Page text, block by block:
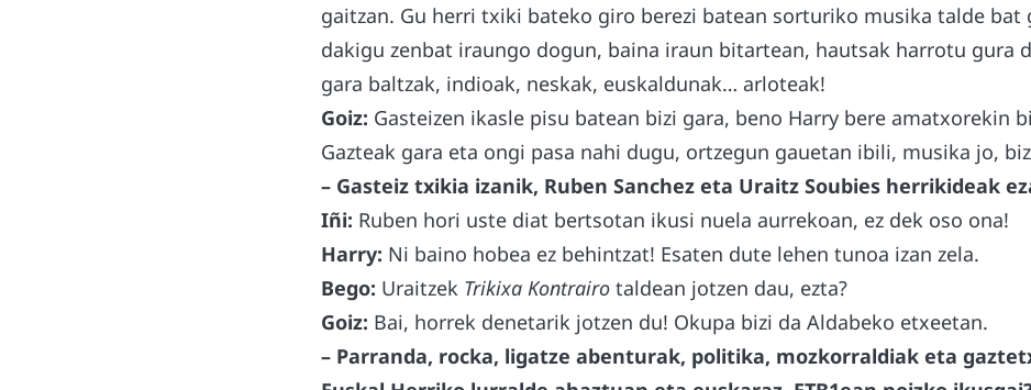
gaitzan. Gu herri txiki bateko giro berezi batean sorturiko musika talde bat
dakigu zenbat iraungo dogun, baina iraun bitartean, hautsak harrotu gura
gara baltzak, indioak, neskak, euskaldunak… arloteak!
Goiz: Gasteizen ikasle pisu batean bizi gara, beno Harry bere amatxorekin
Gazteak gara eta ongi pasa nahi dugu, ortzegun gauetan ibili, musika jo,
– Gasteiz txikia izanik, Ruben Sanchez eta Uraitz Soubies herrikideak
Iñi: Ruben hori uste diat bertsotan ikusi nuela aurrekoan, ez dek oso ona!
Harry: Ni baino hobea ez behintzat! Esaten dute lehen tunoa izan zela.
Bego: Uraitzek Trikixa Kontrairo taldean jotzen dau, ezta?
Goiz: Bai, horrek denetarik jotzen du! Okupa bizi da Aldabeko etxeetan.
– Parranda, rocka, ligatze abenturak, politika, mozkorraldiak eta